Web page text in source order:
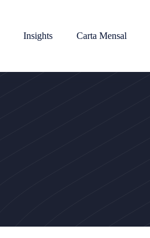
Insights Carta Mensal